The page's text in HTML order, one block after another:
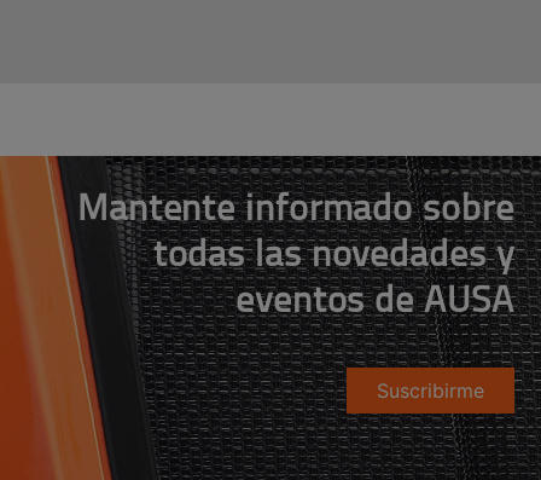
Mantente informado sobre
todas las novedades y
eventos de AUSA
Suscribirme